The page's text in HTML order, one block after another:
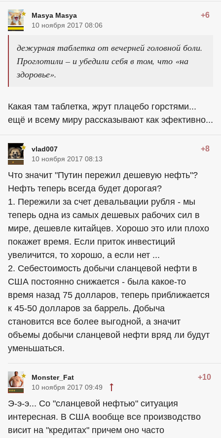
Masya Masya +6
10 ноября 2017 08:06
дежурная таблетка от вечерней головной боли.
Проглотили – и убедили себя в том, что «на
здоровье».
Какая там таблетка, жрут плацебо горстями...
ещё и всему миру рассказывают как эфективно...
vlad007 +8
10 ноября 2017 08:13
Что значит "Путин пережил дешевую нефть"?
Нефть теперь всегда будет дорогая?
1. Пережили за счет девальвации рубля - мы
теперь одна из самых дешевых рабочих сил в
мире, дешевле китайцев. Хорошо это или плохо
покажет время. Если приток инвестиций
увеличится, то хорошо, а если нет ...
2. Себестоимость добычи сланцевой нефти в
США постоянно снижается - была какое-то
время назад 75 долларов, теперь приближается
к 45-50 долларов за баррель. Добыча
становится все более выгодной, а значит
объемы добычи сланцевой нефти вряд ли будут
уменьшаться.
Monster_Fat +10
10 ноября 2017 09:49
Э-э-э... Со "сланцевой нефтью" ситуация
интересная. В США вообще все производство
висит на "кредитах" причем оно часто